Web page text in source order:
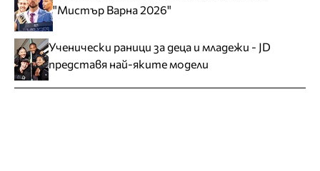
"Мистър Варна 2026"
Ученически раници за деца и младежи - JD
представя най-яките модели